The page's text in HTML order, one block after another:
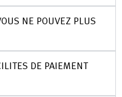
NE POUVEZ PLUS
DE PAIEMENT